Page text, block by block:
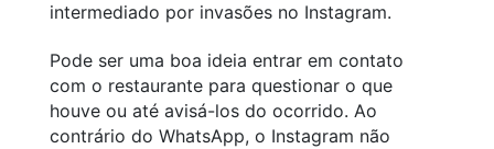
intermediado por invasões no Instagram.
Pode ser uma boa ideia entrar em contato
com o restaurante para questionar o que
houve ou até avisá-los do ocorrido. Ao
contrário do WhatsApp, o Instagram não